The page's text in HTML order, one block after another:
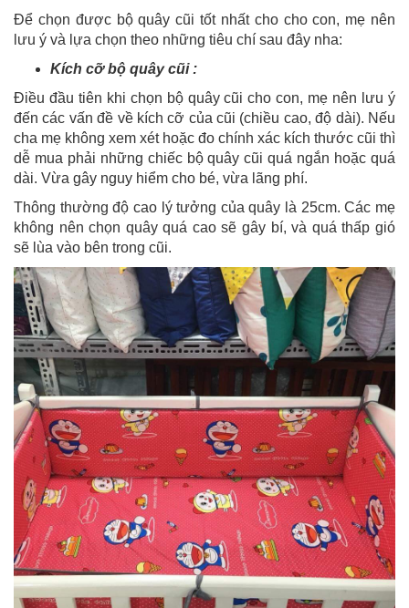
Để chọn được bộ quây cũi tốt nhất cho cho con, mẹ nên
lưu ý và lựa chọn theo những tiêu chí sau đây nha:
Kích cỡ bộ quây cũi :
Điều đầu tiên khi chọn bộ quây cũi cho con, mẹ nên lưu ý
đến các vấn đề về kích cỡ của cũi (chiều cao, độ dài). Nếu
cha mẹ không xem xét hoặc đo chính xác kích thước cũi thì
dễ mua phải những chiếc bộ quây cũi quá ngắn hoặc quá
dài. Vừa gây nguy hiểm cho bé, vừa lãng phí.
Thông thường độ cao lý tưởng của quây là 25cm. Các mẹ
không nên chọn quây quá cao sẽ gây bí, và quá thấp gió
sẽ lùa vào bên trong cũi.